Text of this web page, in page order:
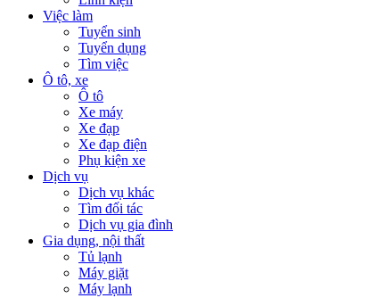
Việc làm
Tuyển sinh
Tuyển dụng
Tìm việc
Ô tô, xe
Ô tô
Xe máy
Xe đạp
Xe đạp điện
Phụ kiện xe
Dịch vụ
Dịch vụ khác
Tìm đối tác
Dịch vụ gia đình
Gia dụng, nội thất
Tủ lạnh
Máy giặt
Máy lạnh